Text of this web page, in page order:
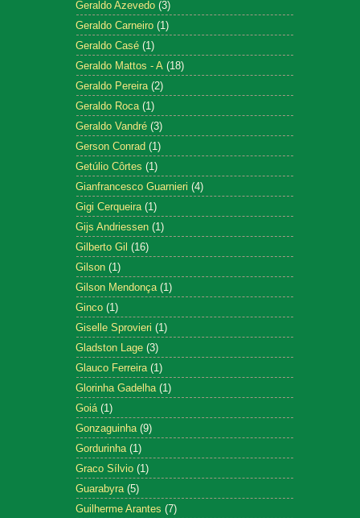
Geraldo Azevedo (3)
Geraldo Carneiro (1)
Geraldo Casé (1)
Geraldo Mattos - A (18)
Geraldo Pereira (2)
Geraldo Roca (1)
Geraldo Vandré (3)
Gerson Conrad (1)
Getúlio Côrtes (1)
Gianfrancesco Guarnieri (4)
Gigi Cerqueira (1)
Gijs Andriessen (1)
Gilberto Gil (16)
Gilson (1)
Gilson Mendonça (1)
Ginco (1)
Giselle Sprovieri (1)
Gladston Lage (3)
Glauco Ferreira (1)
Glorinha Gadelha (1)
Goiá (1)
Gonzaguinha (9)
Gordurinha (1)
Graco Sílvio (1)
Guarabyra (5)
Guilherme Arantes (7)